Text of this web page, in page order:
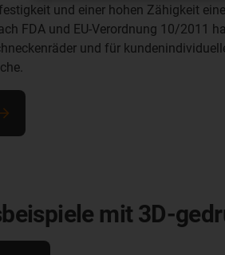
und einer hohen Zähigkeit eine
FDA und EU-Verordnung 10/2011
und für
mit 3D-